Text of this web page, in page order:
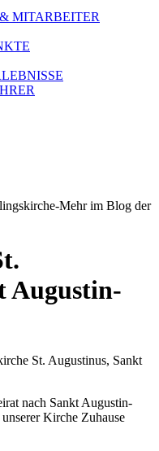
MITARBEITER
Augustin-
St. Augustinus, Sankt
nach Sankt Augustin-
Kirche Zuhause